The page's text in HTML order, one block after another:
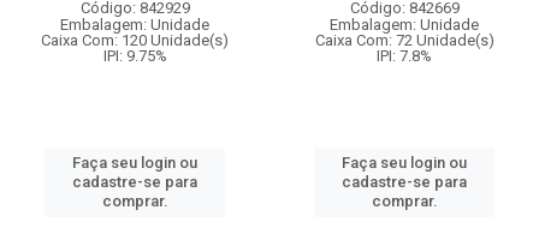
Código: 842929
Embalagem: Unidade
Caixa Com: 120 Unidade(s)
IPI: 9.75%
Faça seu login ou
cadastre-se para
comprar.
Código: 842669
Embalagem: Unidade
Caixa Com: 72 Unidade(s)
IPI: 7.8%
Faça seu login ou
cadastre-se para
comprar.